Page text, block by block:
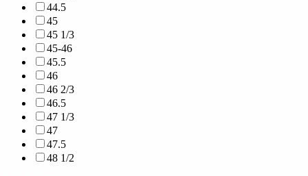
44.5
45
45 1/3
45-46
45.5
46
46 2/3
46.5
47 1/3
47
47.5
48 1/2